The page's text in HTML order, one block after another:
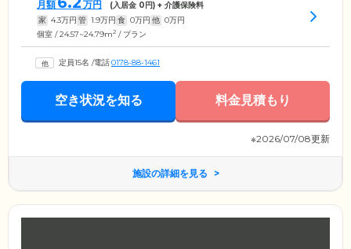
月額 万円 (入居金 0円) + 介護保険料
家 4.3万円 管 1.9万円 食 0万円 他 0万円
個室 / 24.57~24.79m2 / プラン
定員15名 /電話0178-88-1461
空き状況を知る 料金見積もり
※2026/07/08更新
施設の詳細を見る